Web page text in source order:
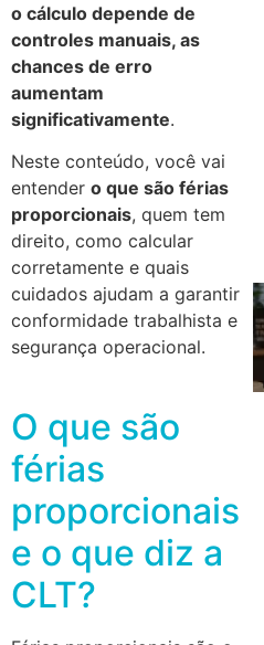
o cálculo depende de
controles manuais, as
chances de erro
aumentam
significativamente.
Neste conteúdo, você vai
entender o que são férias
proporcionais, quem tem
direito, como calcular
corretamente e quais
cuidados ajudam a garantir
conformidade trabalhista e
segurança operacional.
O que são
férias
proporcionais
e o que diz a
CLT?